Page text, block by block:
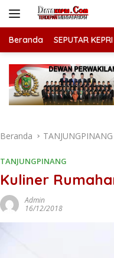
Beranda SEPUTAR KEPRI
Beranda TANJUNGPINANG
TANJUNGPINANG
Kuliner
Admin
16/12/2018